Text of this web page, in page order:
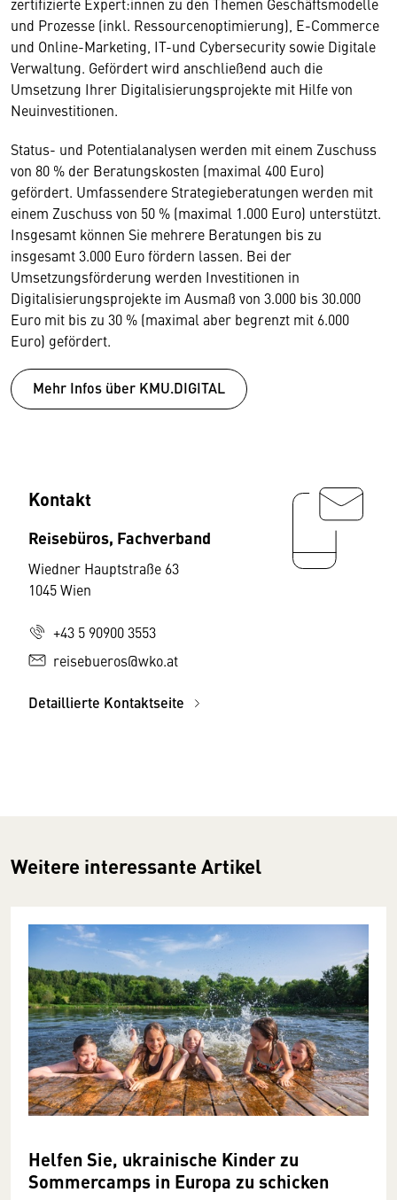
und Prozesse (inkl. Ressourcenoptimierung), E-Commerce
und Online-Marketing, IT-und Cybersecurity sowie Digitale
Verwaltung. Gefördert wird anschließend auch die
Umsetzung Ihrer Digitalisierungsprojekte mit Hilfe von
Neuinvestitionen.
Status- und Potentialanalysen werden mit einem Zuschuss
von 80 % der Beratungskosten (maximal 400 Euro)
gefördert. Umfassendere Strategieberatungen werden mit
einem Zuschuss von 50 % (maximal 1.000 Euro) unterstützt.
Insgesamt können Sie mehrere Beratungen bis zu
insgesamt 3.000 Euro fördern lassen. Bei der
Umsetzungsförderung werden Investitionen in
Digitalisierungsprojekte im Ausmaß von 3.000 bis 30.000
Euro mit bis zu 30 % (maximal aber begrenzt mit 6.000
Euro) gefördert.
Mehr Infos über KMU.DIGITAL
Kontakt
Reisebüros, Fachverband
Wiedner Hauptstraße 63
1045 Wien
+43 5 90900 3553
reisebueros@wko.at
Detaillierte Kontaktseite
Weitere interessante Artikel
Helfen Sie, ukrainische Kinder zu
Sommercamps in Europa zu schicken